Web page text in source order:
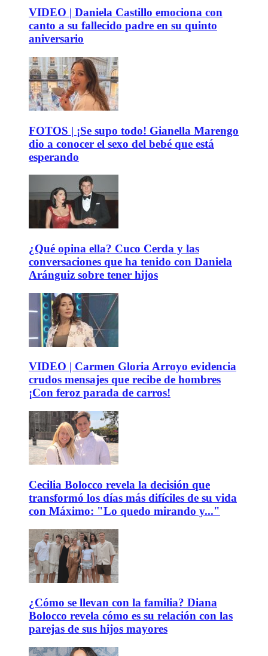
VIDEO | Daniela Castillo emociona con
canto a su fallecido padre en su quinto
aniversario
FOTOS | ¡Se supo todo! Gianella Marengo
dio a conocer el sexo del bebé que está
esperando
¿Qué opina ella? Cuco Cerda y las
conversaciones que ha tenido con Daniela
Aránguiz sobre tener hijos
VIDEO | Carmen Gloria Arroyo evidencia
crudos mensajes que recibe de hombres
¡Con feroz parada de carros!
Cecilia Bolocco revela la decisión que
transformó los días más difíciles de su vida
con Máximo: "Lo quedo mirando y..."
¿Cómo se llevan con la familia? Diana
Bolocco revela cómo es su relación con las
parejas de sus hijos mayores